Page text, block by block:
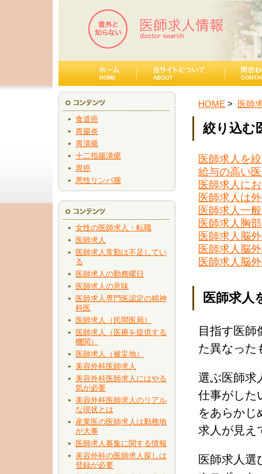
食道癌
胃腸炎
胃潰瘍
十二指腸潰瘍
胃癌
悪性リンパ腫
女性の医師求人・転職
医師求人
医師求人常勤は不足してい
る
医師求人の勤務曜日
医師求人の意味
医師求人専門医認定の精神
科医
医師求人（民間医局）
医師求人（医療を提供する
機関）
医師求人（被災地）
美容外科医師求人
美容外科医師求人にはやる
気が必要
美容外科医師求人のリアル
な現状とは
産業医の医師求人は勤務地
が大事
医師求人募集に関する情報
美容外科の医師求人探しは
登録が必要
HOME 医師
絞り込む
医師求人を
給与の高い
医師求人に
医師求人は
医師求人一
医師求人胸
医師求人脳
医師求人脳
医師求人脳
医師求人
目指す医師
た異なった
選ぶ医師求
仕事がした
をあらかじ
求人が見え
医師求人選